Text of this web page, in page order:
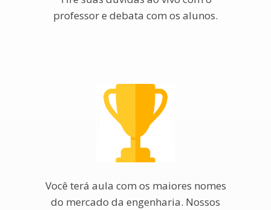
professor e debata com os alunos.
Você terá aula com os maiores nomes
do mercado da engenharia. Nossos